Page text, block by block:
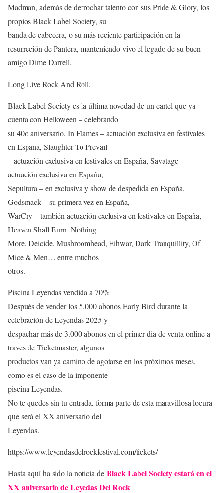
Madman, además de derrochar talento con sus Pride & Glory, los
propios Black Label Society, su
banda de cabecera, o su más reciente participación en la
resurreción de Pantera, manteniendo vivo el legado de su buen
amigo Dime Darrell.
Long Live Rock And Roll.
Black Label Society es la última novedad de un cartel que ya
cuenta con Helloween – celebrando
su 40o aniversario, In Flames – actuación exclusiva en festivales
en España, Slaughter To Prevail
– actuación exclusiva en festivales en España, Savatage –
actuación exclusiva en España,
Sepultura – en exclusiva y show de despedida en España,
Godsmack – su primera vez en España,
WarCry – también actuación exclusiva en festivales en España,
Heaven Shall Burn, Nothing
More, Deicide, Mushroomhead, Eihwar, Dark Tranquillity, Of
Mice & Men… entre muchos
otros.
Piscina Leyendas vendida a 70%
Después de vender los 5.000 abonos Early Bird durante la
celebración de Leyendas 2025 y
despachar más de 3.000 abonos en el primer dia de venta online a
traves de Ticketmaster, algunos
productos van ya camino de agotarse en los próximos meses,
como es el caso de la imponente
piscina Leyendas.
No te quedes sin tu entrada, forma parte de esta maravillosa locura
que será el XX aniversario del
Leyendas.
https://www.leyendasdelrockfestival.com/tickets/
Hasta aquí ha sido la noticia de Black Label Society estará en el
XX aniversario de Leyedas Del Rock